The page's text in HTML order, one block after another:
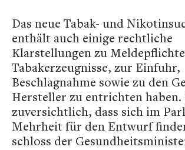
Das neue Tabak- und
enthält auch einige rechtliche
Klarstellungen zu
Tabakerzeugnisse, zur Einfuhr,
Beschlagnahme sowie zu den
Hersteller zu entrichten haben.
zuversichtlich, dass sich im
Mehrheit für den Entwurf
schloss der